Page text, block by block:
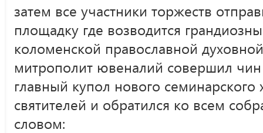
затем все участники торжеств
площадку где возводится
коломенской православной
митрополит ювеналий совершил
главный купол нового семинарского
святителей и обратился ко всем
словом: